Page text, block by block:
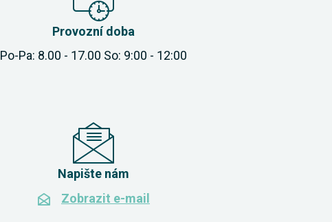
Provozní doba
Po-Pa: 8.00 - 17.00 So: 9:00 - 12:00
Napište nám
Zobrazit e-mail